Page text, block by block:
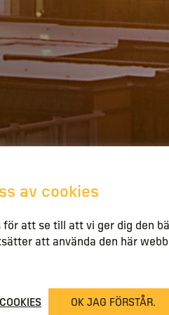
av cookies
för att se till att vi ger dig den
att använda den här
OK JAG FÖRSTÅR.